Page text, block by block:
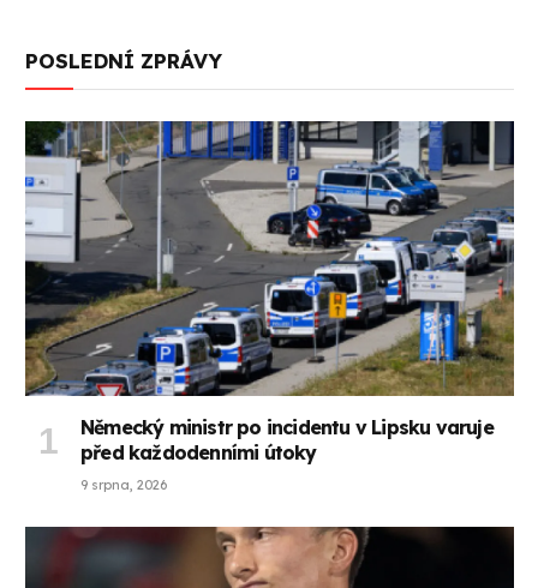
POSLEDNÍ ZPRÁVY
Německý ministr po incidentu v Lipsku varuje
před každodenními útoky
9 srpna, 2026